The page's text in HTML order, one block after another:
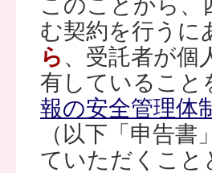
このことから、
む契約を行うに
ら 、受託者が個
有していること
報の安全管理体
（以下「申告
ていただくこと